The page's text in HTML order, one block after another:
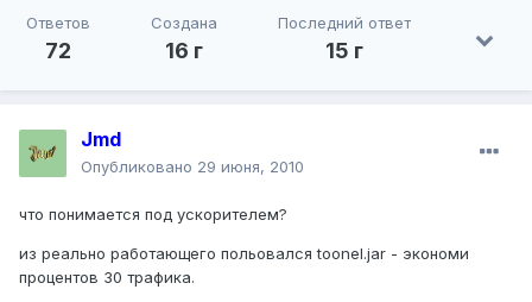
Ответов
72
Создана
16 г
Последний ответ
15 г
Jmd
Опубликовано 29 июня, 2010
что понимается под ускорителем?
из реально работающего польовался toonel.jar - экономи
процентов 30 трафика.